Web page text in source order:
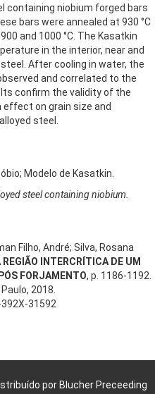
containing niobium forged bars
bars were annealed at 930 °C
and 1000 °C. The Kasatkin
in the interior, near and
After cooling in water, the
and correlated to the
confirm the validity of the
effect on grain size and
steel.
Modelo de Kasatkin.
steel containing niobium.
Filho, André; Silva, Rosana
INTERCRÍTICA DE UM
FORJAMENTO, p. 1186-1192.
2018.
392X-31592
por Blucher Preceeding